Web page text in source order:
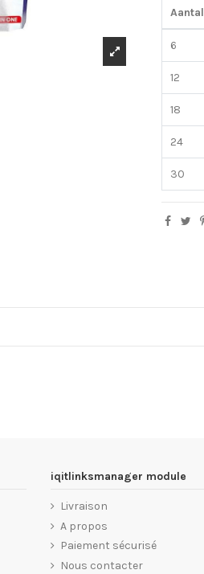
Aantal
6
12
18
24
30
iqitlinksmanager module
Livraison
A propos
Paiement sécurisé
Nous contacter